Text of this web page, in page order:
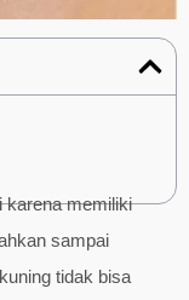
karena memiliki
sampai
tidak bisa